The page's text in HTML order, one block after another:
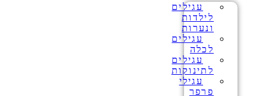
עגילים
לילדות
ונערות
עגילים
לכלה
עגילים
לתינוקות
עגילי
פרפר